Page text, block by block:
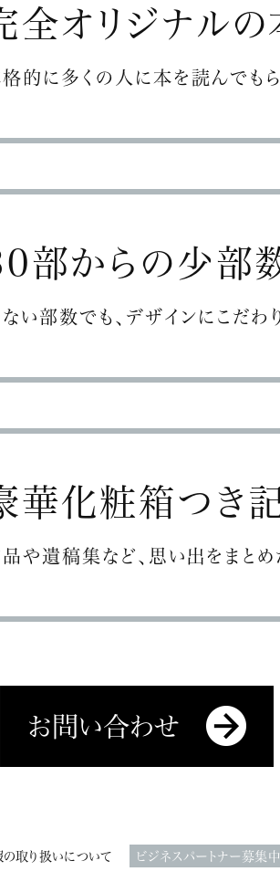
全オリジナルの
的に多くの人に本を読んでもら
部からの少部
い部数でも、デザインにこだわ
華化粧箱つき
や遺稿集など、思い出をまとめ
お問い合わせ
取り扱いについて ビジネスパートナー募集中